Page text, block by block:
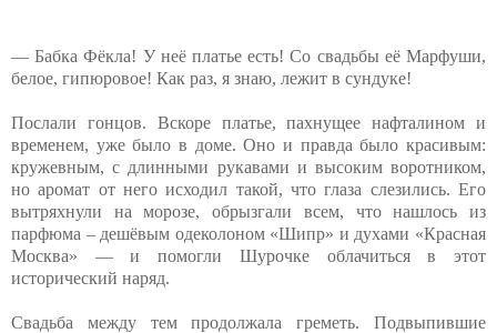
— Бабка Фёкла! У неё платье есть! Со свадьбы её Марфуши,
белое, гипюровое! Как раз, я знаю, лежит в сундуке!
Послали гонцов. Вскоре платье, пахнущее нафталином и
временем, уже было в доме. Оно и правда было красивым:
кружевным, с длинными рукавами и высоким воротником,
но аромат от него исходил такой, что глаза слезились. Его
вытряхнули на морозе, обрызгали всем, что нашлось из
парфюма – дешёвым одеколоном «Шипр» и духами «Красная
Москва» — и помогли Шурочке облачиться в этот
исторический наряд.
Свадьба между тем продолжала греметь. Подвыпившие